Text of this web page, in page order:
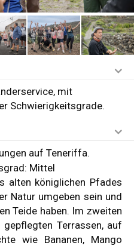
mit
Schwierigkeitsgrade.
auf Teneriffa.
Mittel
alten königlichen Pfades
Natur umgeben sein und
Teide haben. Im zweiten
Terrassen, auf
wie Bananen, Mango